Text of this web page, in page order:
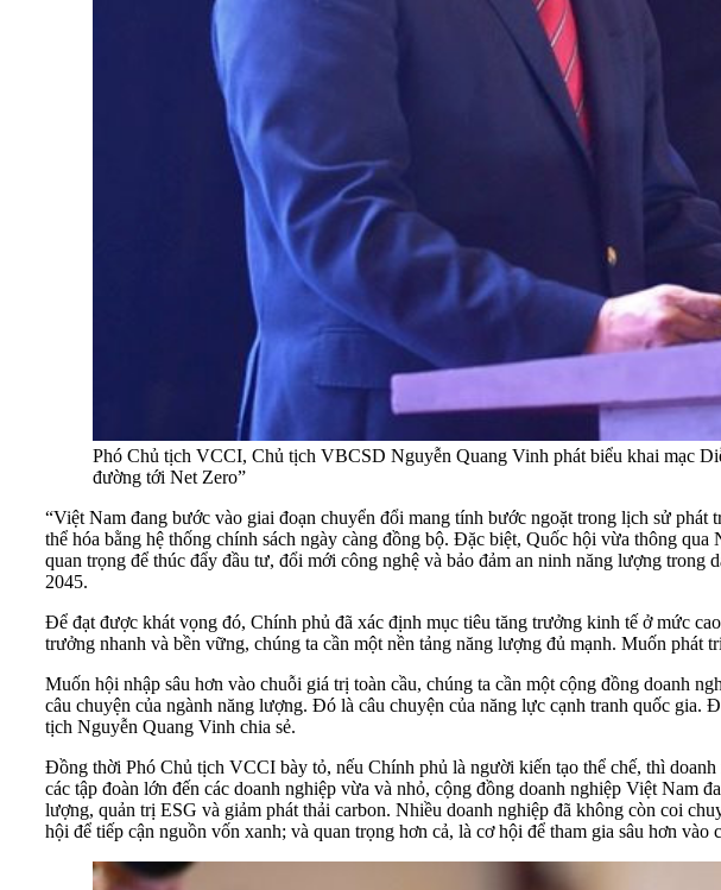
Phó Chủ tịch VCCI, Chủ tịch VBCSD Nguyễn Quang Vinh phát biểu khai mạc
đường tới Net Zero”
“Việt Nam đang bước vào giai đoạn chuyển đổi mang tính bước ngoặt trong lịch sử
thể hóa bằng hệ thống chính sách ngày càng đồng bộ. Đặc biệt, Quốc hội vừa thông
quan trọng để thúc đẩy đầu tư, đổi mới công nghệ và bảo đảm an ninh năng lượng
2045.
Để đạt được khát vọng đó, Chính phủ đã xác định mục tiêu tăng trưởng kinh tế ở mức
trưởng nhanh và bền vững, chúng ta cần một nền tảng năng lượng đủ mạnh. Muốn phát
Muốn hội nhập sâu hơn vào chuỗi giá trị toàn cầu, chúng ta cần một cộng đồng doanh
câu chuyện của ngành năng lượng. Đó là câu chuyện của năng lực cạnh tranh quốc
tịch Nguyễn Quang Vinh chia sẻ.
Đồng thời Phó Chủ tịch VCCI bày tỏ, nếu Chính phủ là người kiến tạo thể chế, thì
các tập đoàn lớn đến các doanh nghiệp vừa và nhỏ, cộng đồng doanh nghiệp Việt Nam
lượng, quản trị ESG và giảm phát thải carbon. Nhiều doanh nghiệp đã không còn coi
hội để tiếp cận nguồn vốn xanh; và quan trọng hơn cả, là cơ hội để tham gia sâu hơn